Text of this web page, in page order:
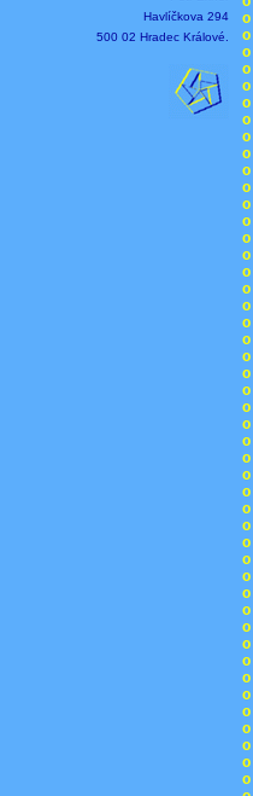
Havlíčkova 294
500 02 Hradec Králové.
o
o
o
o
o
o
o
o
o
o
o
o
o
o
o
o
o
o
o
o
o
o
o
o
o
o
o
o
o
o
o
o
o
o
o
o
o
o
o
o
o
o
o
o
o
o